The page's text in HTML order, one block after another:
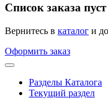
Список заказа пуст
Вернитесь в каталог и
Оформить заказ
Разделы Каталога
Текущий раздел